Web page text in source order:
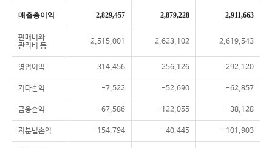
매출총이익 2,829,457 2,879,228 2,911,663
판매비와
관리비 등
2,515,001 2,623,102 2,619,543
영업이익 314,456 256,126 292,120
기타손익 -7,522 -52,690 -62,857
금융손익 -67,586 -122,055 -38,128
지분법손익 -154,794 -40,445 -101,903